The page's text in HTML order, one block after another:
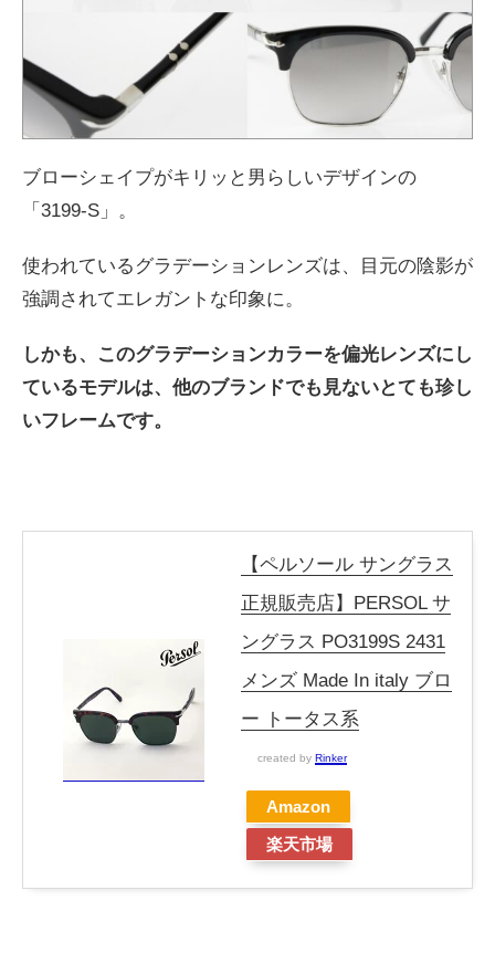
ブローシェイプがキリッと男らしいデザインの
「3199-S」。
使われているグラデーションレンズは、目元の陰影が
強調されてエレガントな印象に。
しかも、このグラデーションカラーを偏光レンズにし
ているモデルは、他のブランドでも見ないとても珍し
いフレームです。
【ペルソール サングラス
正規販売店】PERSOL サ
ングラス PO3199S 2431
メンズ Made In italy ブロ
ー トータス系
created by Rinker
Amazon
楽天市場